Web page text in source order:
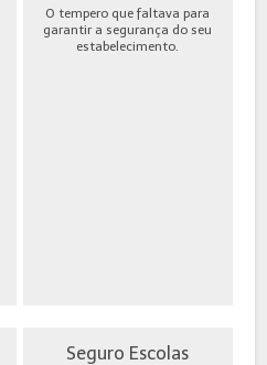
O tempero que faltava para
garantir a segurança do seu
estabelecimento.
Seguro Escolas